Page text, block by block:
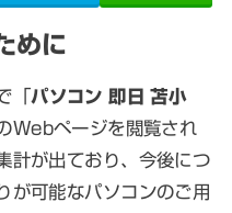
めに
「パソコン 即日 苫小
Webページを閲覧され
計が出ており、今後につ
が可能なパソコンのご用